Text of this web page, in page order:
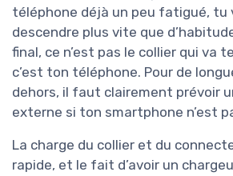
téléphone déjà un peu fatigué, tu
descendre plus vite que
final, ce n’est pas le collier qui va
c’est ton téléphone. Pour de
dehors, il faut clairement prévoir
externe si ton smartphone n’est
La charge du collier et du
rapide, et le fait d’avoir un